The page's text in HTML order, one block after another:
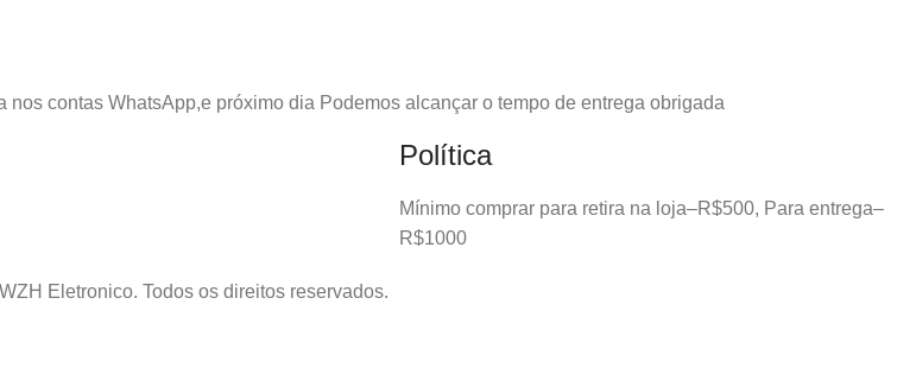
contas WhatsApp,e próximo dia Podemos alcançar o tempo de entrega obrigada
Política
Mínimo comprar para retira na loja–R$500, Para entrega–
R$1000
Eletronico. Todos os direitos reservados.